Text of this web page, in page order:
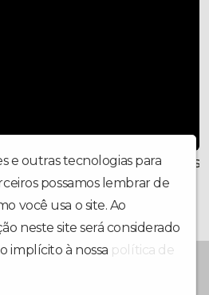
que estavam
e outras tecnologias para
possamos lembrar de
você usa o site. Ao
neste site será considerado
implícito à nossa política de